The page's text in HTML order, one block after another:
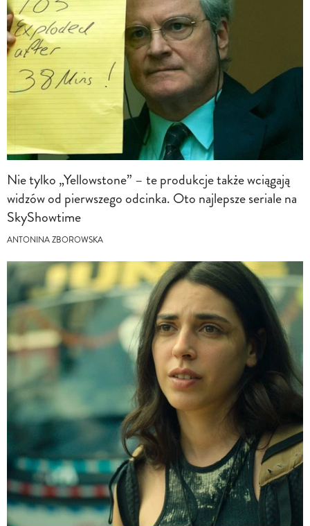
Nie tylko „Yellowstone” – te produkcje także wciągają
widzów od pierwszego odcinka. Oto najlepsze seriale na
SkyShowtime
ANTONINA ZBOROWSKA